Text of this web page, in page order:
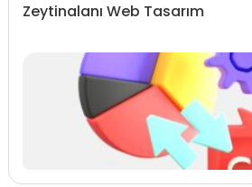
Zeytinalanı Web Tasarım